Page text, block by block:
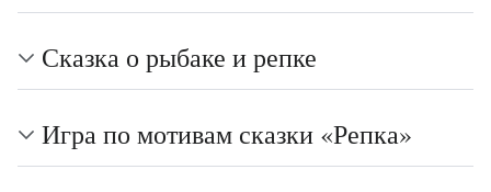
Сказка о рыбаке и репке
Игра по мотивам сказки «Репка»